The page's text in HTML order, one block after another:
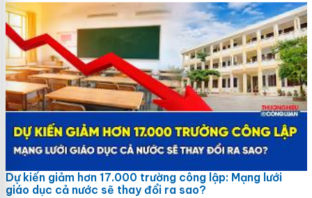
Dự kiến giảm hơn 17.000 trường công lập: Mạng lưới
giáo dục cả nước sẽ thay đổi ra sao?